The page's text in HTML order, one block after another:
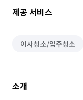
제공 서비스
이사청소/입주청소
소개